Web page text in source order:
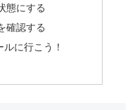
態にする
確認する
に行こう！